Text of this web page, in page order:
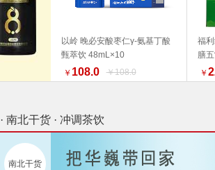
以岭 晚必安酸枣仁γ-氨基丁酸
甄萃饮 48mL×10
￥ 108.0 ￥108.0
福
膳
产
为
￥
· 南北干货 · 冲调茶饮
南北干货